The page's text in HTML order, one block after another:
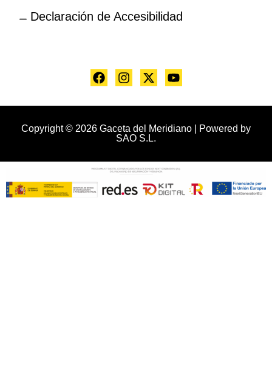
Declaración de Accesibilidad
Copyright © 2026 Gaceta del Meridiano | Powered by
SAO S.L.